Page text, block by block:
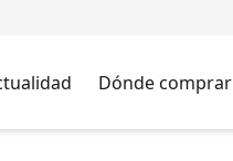
Dónde comprar